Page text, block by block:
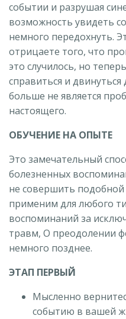
событии и разрушая
возможность увидеть
немного передохнуть.
отрицаете того, что
это случилось, но
справиться и
больше не является
настоящего.
ОБУЧЕНИЕ НА ОПЫТЕ
Это замечательный
болезненных
не совершить
применим для любого
воспоминаний за
травм, О преодолении
немного позднее.
ЭТАП ПЕРВЫЙ
Мысленно
событию в вашей